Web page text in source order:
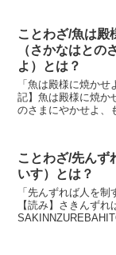
ことわざ/魚は殿
（さかなはとの
よ）とは？
「魚は殿様に焼かせ
記】魚は殿様に焼か
のさまにやかせよ、
ことわざ/先んず
いす）とは？
「先んずれば人を制す」意味と読
【読み】さきんずれ
SAKINNZUREBAHITOWOSEISU 【意味